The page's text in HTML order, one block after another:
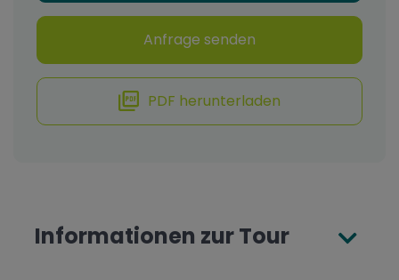
Informationen zur Tour
Anfrage senden
PDF herunterladen